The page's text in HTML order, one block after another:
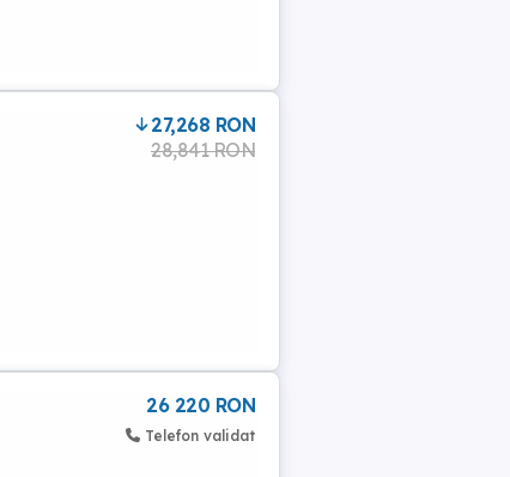
27,268 RON
28,841 RON
26 220 RON
Telefon validat